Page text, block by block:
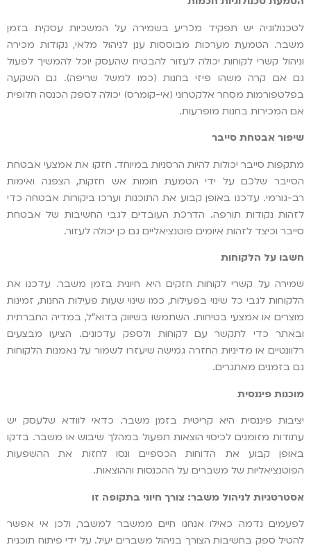
לטכנולוגיה יש תפקיד מכריע בשמירה על המשכיות עסקית בזמן
משבר. הטמעת מערכות מבוססות ענן לניהול מלאי, נקודות מכירה
וניהול קשרי לקוחות יכולה לעזור להבטיח שהעסק יוכל להמשיך לפעול
גם אם קרה משהו פיזי בחנות (כמו למשל שריפה). גם השקעה
בפלטפורמות מסחר אלקטרוני (אי-קומרס) יכולה לספק הכנסה חלופית
אם המכירות בחנות מופרעות.
שיפור אבטחת סייבר
מתקפות סייבר יכולות להיות הרסניות במיוחד. חזקו את אמצעי אבטחת
הסייבר שלכם על ידי הטמעת חומות אש חזקות, הצפנה ואימות
רב-גורמי. עדכנו באופן קבוע את התוכנות וערכו ביקורות אבטחה כדי
לזהות נקודות תורפה. הדרכת העובדים לגבי החשיבות של אבטחת
סייבר וכיצד לזהות איומים פוטנציאליים גם כן יכולה לעזור.
חשבו על הלקוחות
שמירה על קשרי לקוחות חזקים היא חיונית בזמן משבר. עדכנו את
הלקוחות לגבי כל שינוי בפעילות, כמו שינוי שעות פעילות החנות, זמינות
מוצרים או אמצעי בטיחות. השתמשו בשיווק בדוא"ל, במדיה החברתית
ובאתר כדי לתקשר עם לקוחות ולספק עדכונים. הציעו מבצעים
רלוונטיים או מדיניות החזרה גמישה שיעזרו לשמור על נאמנות הלקוחות
גם בזמנים מאתגרים.
מוכנות פיננסית
יציבות פיננסית היא קריטית בזמן משבר. כדאי לוודא שלעסק יש
עתודות מזומנים לכיסוי הוצאות תפעול במהלך שיבוש או משבר. בדקו
באופן קבוע את הדוחות הכספיים ונסו לחזות את ההשפעות
הפוטנציאליות של משברים על ההכנסות וההוצאות.
אסטרטגיות לניהול משבר: צורך חיוני בתקופה זו
לפעמים נדמה כאילו אנחנו חיים ממשבר למשבר, ולכן אי אפשר
להטיל ספק בחשיבות הצורך בניהול משברים יעיל. על ידי פיתוח תוכנית